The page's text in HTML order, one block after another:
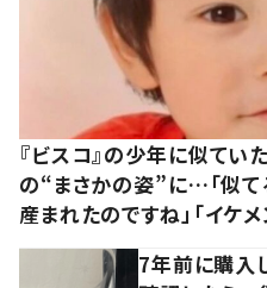
『ビスコ』の少年に似て
の“まさかの姿”に…「似て
産まれたのですね」「イケメ
7年前に購入